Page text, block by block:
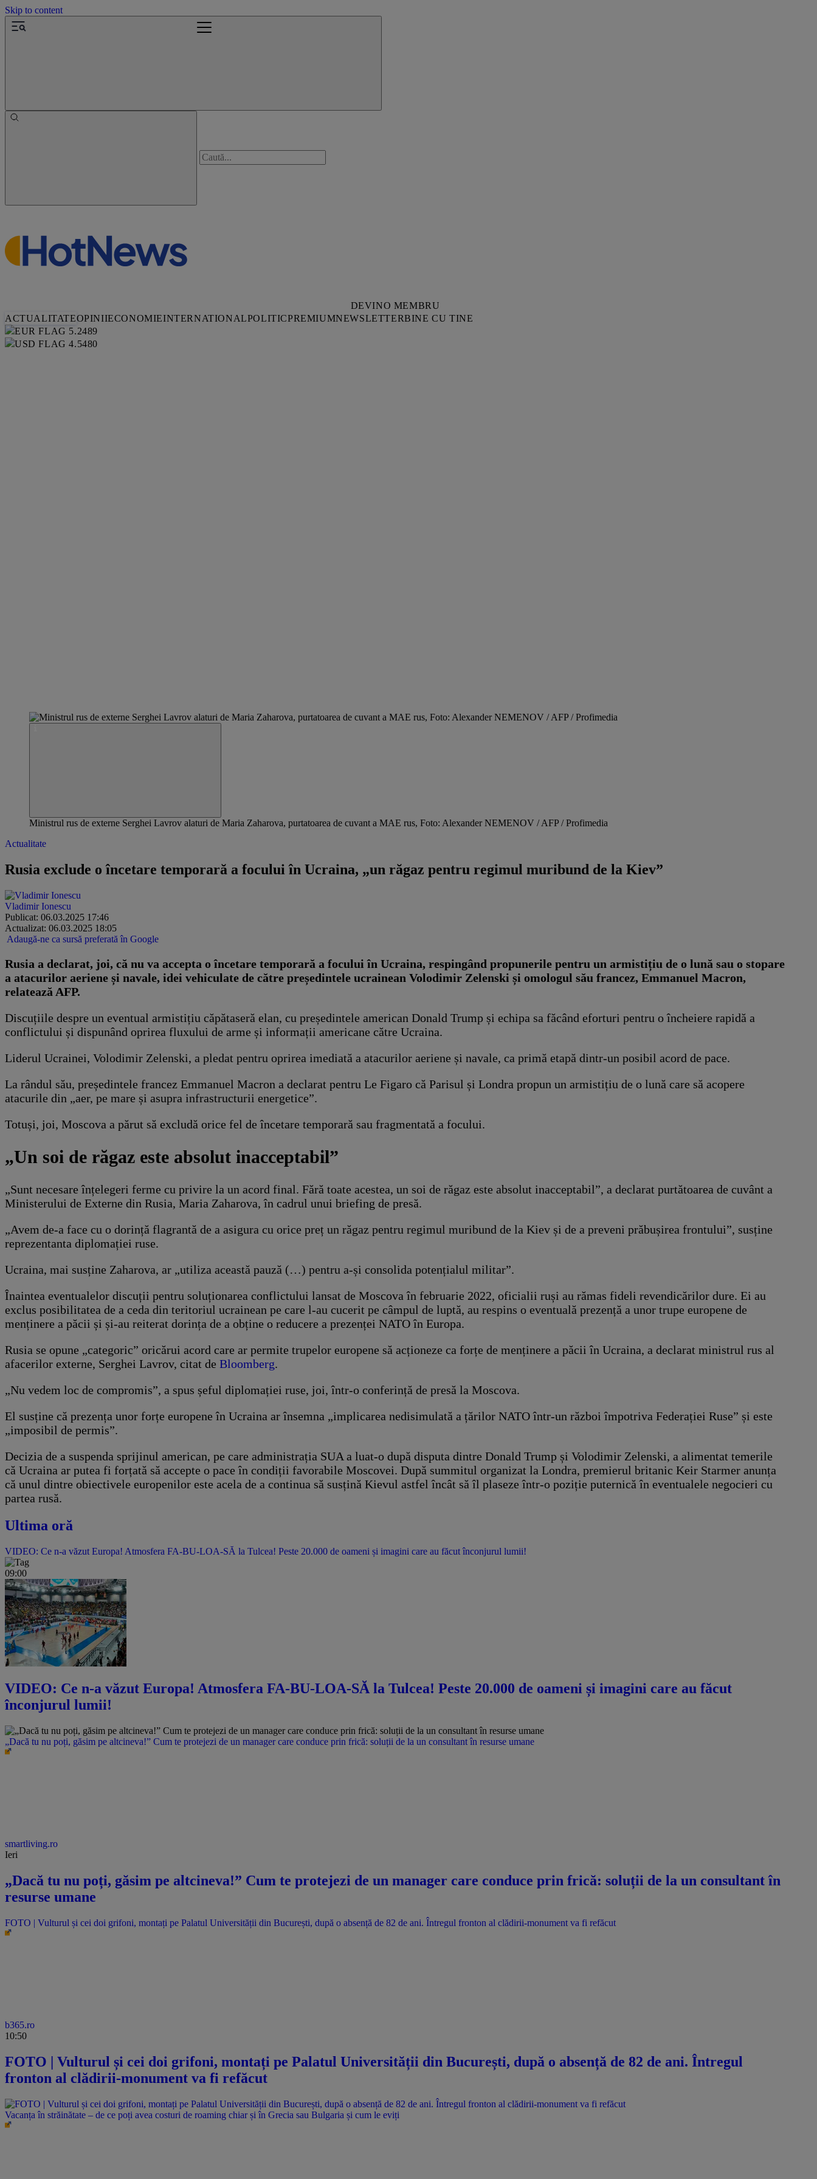
Skip to content
DEVINO MEMBRU
ACTUALITATEOPINIIECONOMIEINTERNATIONALPOLITICPREMIUMNEWSLETTERBINE CU TINE
5.2489
4.5480
Ministrul rus de externe Serghei Lavrov alaturi de Maria Zaharova, purtatoarea de cuvant a MAE rus, Foto: Alexander NEMENOV / AFP / Profimedia
Actualitate
Rusia exclude o încetare temporară a focului în Ucraina, „un răgaz pentru regimul muribund de la Kiev”
Vladimir Ionescu
Publicat: 06.03.2025 17:46
Actualizat: 06.03.2025 18:05
Adaugă-ne ca sursă preferată în Google
Rusia a declarat, joi, că nu va accepta o încetare temporară a focului în Ucraina, respingând propunerile pentru un armistițiu de o lună sau o stopare
a atacurilor aeriene și navale, idei vehiculate de către președintele ucrainean Volodimir Zelenski și omologul său francez, Emmanuel Macron,
relatează AFP.
Discuțiile despre un eventual armistițiu căpătaseră elan, cu președintele american Donald Trump și echipa sa făcând eforturi pentru o încheiere rapidă a
conflictului și dispunând oprirea fluxului de arme și informații americane către Ucraina.
Liderul Ucrainei, Volodimir Zelenski, a pledat pentru oprirea imediată a atacurilor aeriene și navale, ca primă etapă dintr-un posibil acord de pace.
La rândul său, președintele francez Emmanuel Macron a declarat pentru Le Figaro că Parisul și Londra propun un armistițiu de o lună care să acopere
atacurile din „aer, pe mare și asupra infrastructurii energetice”.
Totuși, joi, Moscova a părut să excludă orice fel de încetare temporară sau fragmentată a focului.
„Un soi de răgaz este absolut inacceptabil”
„Sunt necesare înțelegeri ferme cu privire la un acord final. Fără toate acestea, un soi de răgaz este absolut inacceptabil”, a declarat purtătoarea de cuvânt a
Ministerului de Externe din Rusia, Maria Zaharova, în cadrul unui briefing de presă.
„Avem de-a face cu o dorință flagrantă de a asigura cu orice preț un răgaz pentru regimul muribund de la Kiev și de a preveni prăbușirea frontului”, susține
reprezentanta diplomației ruse.
Ucraina, mai susține Zaharova, ar „utiliza această pauză (…) pentru a-și consolida potențialul militar”.
Înaintea eventualelor discuții pentru soluționarea conflictului lansat de Moscova în februarie 2022, oficialii ruși au rămas fideli revendicărilor dure. Ei au
exclus posibilitatea de a ceda din teritoriul ucrainean pe care l-au cucerit pe câmpul de luptă, au respins o eventuală prezență a unor trupe europene de
menținere a păcii și și-au reiterat dorința de a obține o reducere a prezenței NATO în Europa.
Rusia se opune „categoric” oricărui acord care ar permite trupelor europene să acționeze ca forțe de menținere a păcii în Ucraina, a declarat ministrul rus al
afacerilor externe, Serghei Lavrov, citat de Bloomberg.
„Nu vedem loc de compromis”, a spus șeful diplomației ruse, joi, într-o conferință de presă la Moscova.
El susține că prezența unor forțe europene în Ucraina ar însemna „implicarea nedisimulată a țărilor NATO într-un război împotriva Federației Ruse” și este
„imposibil de permis”.
Decizia de a suspenda sprijinul american, pe care administrația SUA a luat-o după disputa dintre Donald Trump și Volodimir Zelenski, a alimentat temerile
că Ucraina ar putea fi forțată să accepte o pace în condiții favorabile Moscovei. După summitul organizat la Londra, premierul britanic Keir Starmer anunța
că unul dintre obiectivele europenilor este acela de a continua să susțină Kievul astfel încât să îl plaseze într-o poziție puternică în eventualele negocieri cu
partea rusă.
Ultima oră
VIDEO: Ce n-a văzut Europa! Atmosfera FA-BU-LOA-SĂ la Tulcea! Peste 20.000 de oameni și imagini care au făcut înconjurul lumii!
09:00
VIDEO: Ce n-a văzut Europa! Atmosfera FA-BU-LOA-SĂ la Tulcea! Peste 20.000 de oameni și imagini care au făcut
înconjurul lumii!
„Dacă tu nu poți, găsim pe altcineva!” Cum te protejezi de un manager care conduce prin frică: soluții de la un consultant în resurse umane
smartliving.ro
Ieri
„Dacă tu nu poți, găsim pe altcineva!” Cum te protejezi de un manager care conduce prin frică: soluții de la un consultant în
resurse umane
FOTO | Vulturul și cei doi grifoni, montați pe Palatul Universității din București, după o absență de 82 de ani. Întregul fronton al clădirii-monument va fi refăcut
b365.ro
10:50
FOTO | Vulturul și cei doi grifoni, montați pe Palatul Universității din București, după o absență de 82 de ani. Întregul
fronton al clădirii-monument va fi refăcut
Vacanța în străinătate – de ce poți avea costuri de roaming chiar și în Grecia sau Bulgaria și cum le eviți